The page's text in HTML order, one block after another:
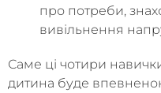
про потреби,
вивільнення
Саме ці чотири
дитина буде